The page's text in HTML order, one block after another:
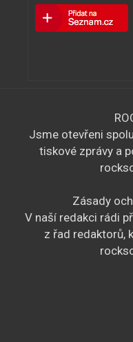
Jsme otevřeni
tiskové zprávy a
Zásady
V naší redakci rádi
z řad redaktorů,